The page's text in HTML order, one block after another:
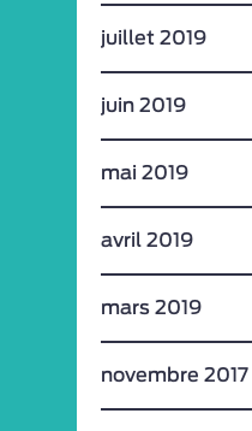
juillet 2019
juin 2019
mai 2019
avril 2019
mars 2019
novembre 2017